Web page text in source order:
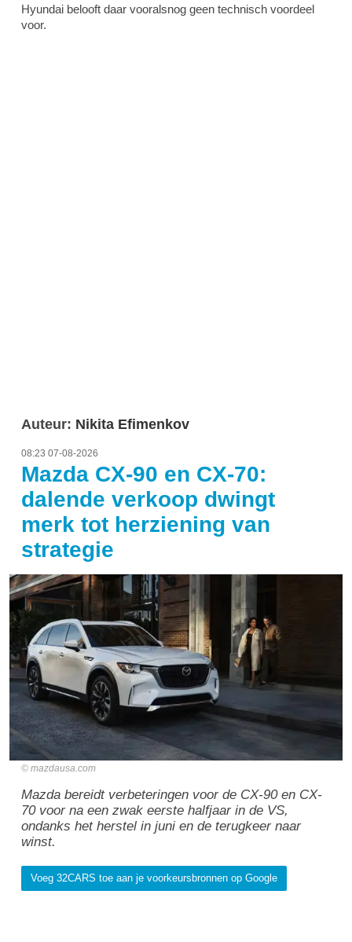
Hyundai belooft daar vooralsnog geen technisch voordeel
voor.
Auteur: Nikita Efimenkov
08:23 07-08-2026
Mazda CX-90 en CX-70:
dalende verkoop dwingt
merk tot herziening van
strategie
mazdausa.com
Mazda bereidt verbeteringen voor de CX-90 en CX-
70 voor na een zwak eerste halfjaar in de VS,
ondanks het herstel in juni en de terugkeer naar
winst.
Voeg 32CARS toe aan je voorkeursbronnen op Google